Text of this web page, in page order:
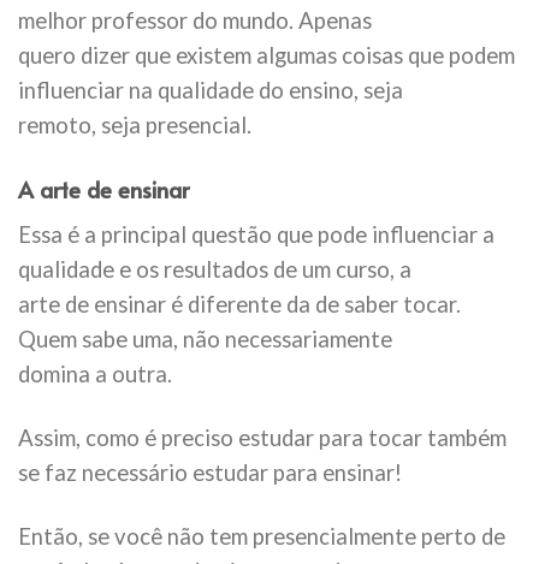
melhor professor do mundo. Apenas
quero dizer que existem algumas coisas que podem
influenciar na qualidade do ensino, seja
remoto, seja presencial.
A arte de ensinar
Essa é a principal questão que pode influenciar a
qualidade e os resultados de um curso, a
arte de ensinar é diferente da de saber tocar.
Quem sabe uma, não necessariamente
domina a outra.
Assim, como é preciso estudar para tocar também
se faz necessário estudar para ensinar!
Então, se você não tem presencialmente perto de